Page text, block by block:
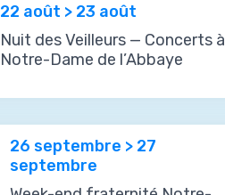
22 août > 23 août
Nuit des Veilleurs — Concerts à
Notre-Dame de l’Abbaye
26 septembre > 27
septembre